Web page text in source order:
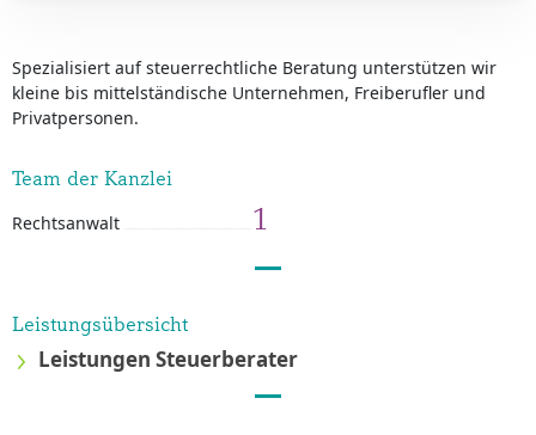
Spezialisiert auf steuerrechtliche Beratung unterstützen wir
kleine bis mittelständische Unternehmen, Freiberufler und
Privatpersonen.
Team der Kanzlei
Rechtsanwalt 1
Leistungsübersicht
Leistungen Steuerberater